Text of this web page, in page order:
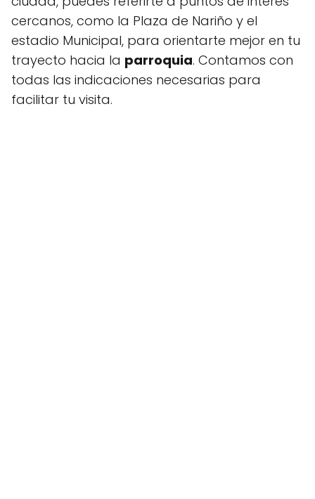
cercanos, como la Plaza de Nariño y el
estadio Municipal, para orientarte mejor en tu
trayecto hacia la parroquia. Contamos con
todas las indicaciones necesarias para
facilitar tu visita.